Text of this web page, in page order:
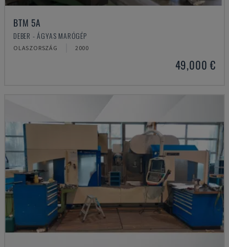
BTM 5A
DEBER - ÁGYAS MARÓGÉP
OLASZORSZÁG 2000
49,000 €